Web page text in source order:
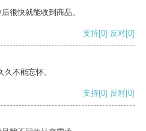
很快就能收到商品。
支持[0] 反对[0]
不能忘怀。
支持[0] 反对[0]